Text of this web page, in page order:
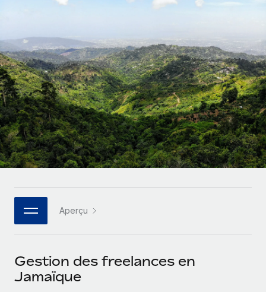
Gestion des freelances
PEO
Sous-traitez les opérations complexes liées à l’emploi
INFRASTRUCTURE
Intégration Remote
Intégrez vos RH aux flux de travail en toute simplicité
Plateforme
Des fonctions RH clés intégrées pour votre équipe
Connectez n'importe quel outil d’IA à Remote grâce à
notre MCP
Rationalisez vos processus avec des outils essentiels
CROISSANCE
Start-ups
Des solutions agiles et internationales pour les RH et la
paie des entreprises en pleine croissance
Entreprises intermédiaires
Développez vos équipes avec des solutions RH sur
mesure
Entreprise
Les RH à l’international pour les grandes entreprises
Partenaires stratégiques de la tech
Intégrez les RH à l’international de manière flexible
Calculateur de paiement des freelances
Découvrez les devises disponibles et les vitesses de
paiement pour vos freelances internationaux
APPRENDRE AVEC REMOTE
Recherche et guides
Études de cas
Checklists et modèles
Descriptions de postes
Événements
Français
Deutsch
Español
Italiano
Português (Portugal)
日本語
한국어
Aperçu
Gestion des freelances en
Jamaïque